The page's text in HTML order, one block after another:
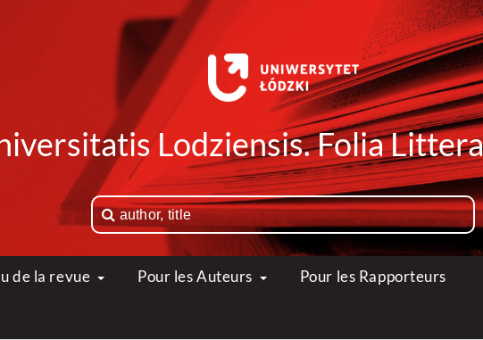
Lodziensis. Folia
de la revue Pour les Auteurs Pour les Rapporteurs